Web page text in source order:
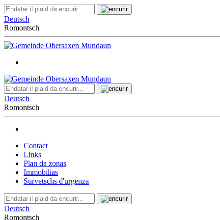
Deutsch
Romontsch
Deutsch
Romontsch
Contact
Links
Plan da zonas
Immobilias
Survetschs d'urgenza
Deutsch
Romontsch